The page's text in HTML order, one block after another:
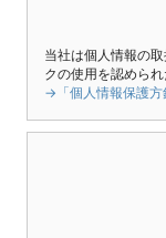
当社は個人情報の
クの使用を認められ
→「個人情報保護方